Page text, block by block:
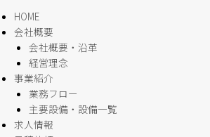
HOME
会社概要
会社概要・沿革
経営理念
事業紹介
業務フロー
主要設備・設備一覧
求人情報